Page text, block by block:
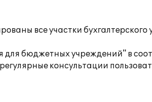
все участки бухгалтерского
для бюджетных учреждений" в
консультации